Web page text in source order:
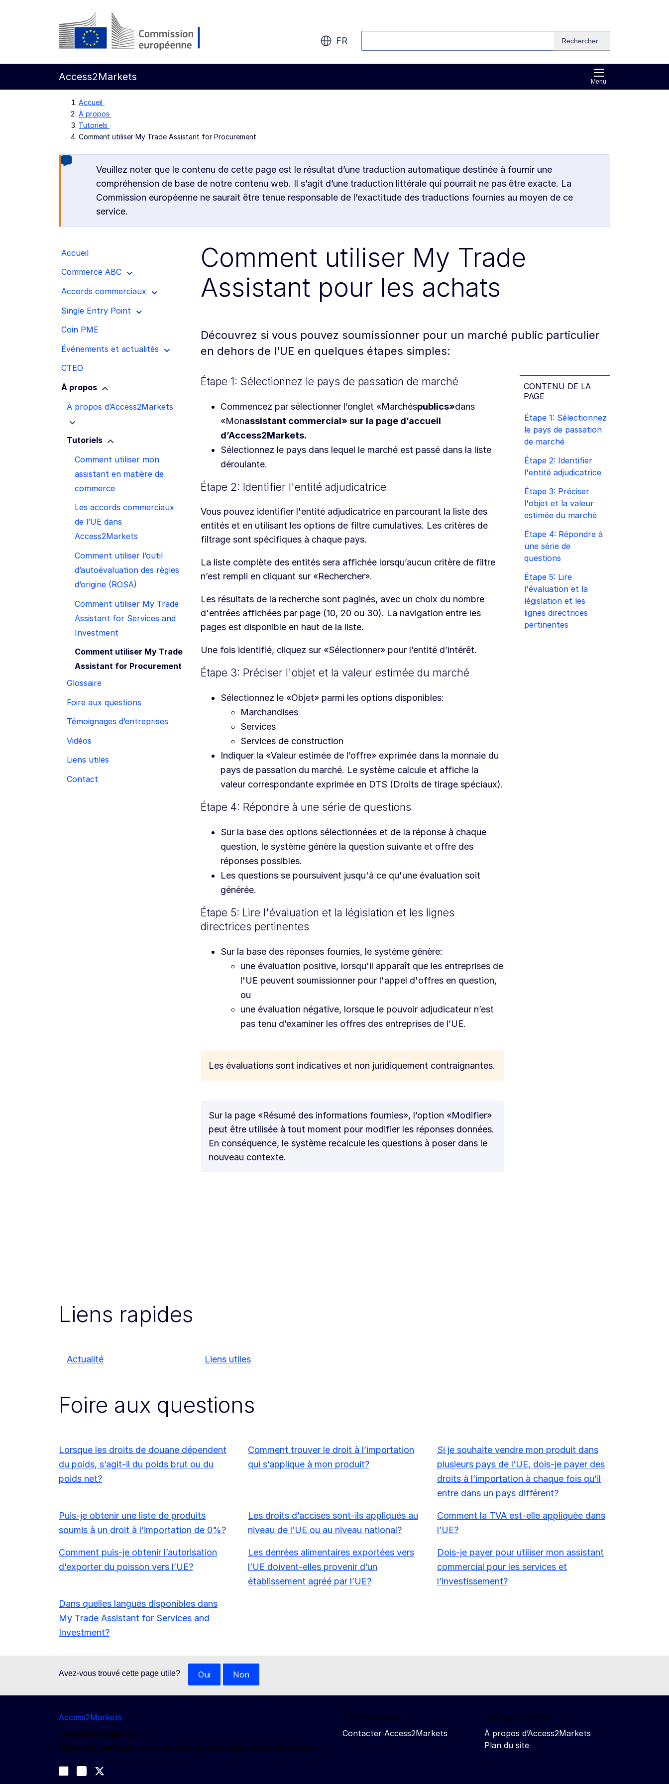
Aller directement au contenu principal
FR Rechercher
Menu
Access2Markets
Accueil
À propos
Tutoriels
Comment utiliser My Trade Assistant for Procurement
Veuillez noter que le contenu de cette page est le résultat d’une traduction automatique destinée à fournir une
compréhension de base de notre contenu web. Il s’agit d’une traduction littérale qui pourrait ne pas être exacte. La
Commission européenne ne saurait être tenue responsable de l’exactitude des traductions fournies au moyen de ce
service.
Accueil
Commerce ABC
Accords commerciaux
Single Entry Point
Coin PME
Événements et actualités
CTEO
À propos
À propos d’Access2Markets
Tutoriels
Comment utiliser mon
assistant en matière de
commerce
Les accords commerciaux
de l’UE dans
Access2Markets
Comment utiliser l’outil
d’autoévaluation des règles
d’origine (ROSA)
Comment utiliser My Trade
Assistant for Services and
Investment
Comment utiliser My Trade
Assistant for Procurement
Glossaire
Foire aux questions
Témoignages d’entreprises
Vidéos
Liens utiles
Contact
Comment utiliser My Trade
Assistant pour les achats
Découvrez si vous pouvez soumissionner pour un marché public particulier
en dehors de l'UE en quelques étapes simples:
CONTENU DE LA
PAGE
Étape 1: Sélectionnez
le pays de passation
de marché
Étape 2: Identifier
l'entité adjudicatrice
Étape 3: Préciser
l'objet et la valeur
estimée du marché
Étape 4: Répondre à
une série de
questions
Étape 5: Lire
l'évaluation et la
législation et les
lignes directrices
pertinentes
Étape 1: Sélectionnez le pays de passation de marché
Commencez par sélectionner l’onglet «Marchéspublics»dans
«Monassistant commercial» sur la page d’accueil
d’Access2Markets.
Sélectionnez le pays dans lequel le marché est passé dans la liste
déroulante.
Étape 2: Identifier l'entité adjudicatrice
Vous pouvez identifier l'entité adjudicatrice en parcourant la liste des
entités et en utilisant les options de filtre cumulatives. Les critères de
filtrage sont spécifiques à chaque pays.
La liste complète des entités sera affichée lorsqu’aucun critère de filtre
n’est rempli en cliquant sur «Rechercher».
Les résultats de la recherche sont paginés, avec un choix du nombre
d'entrées affichées par page (10, 20 ou 30). La navigation entre les
pages est disponible en haut de la liste.
Une fois identifié, cliquez sur «Sélectionner» pour l’entité d’intérêt.
Étape 3: Préciser l'objet et la valeur estimée du marché
Sélectionnez le «Objet» parmi les options disponibles:
Marchandises
Services
Services de construction
Indiquer la «Valeur estimée de l’offre» exprimée dans la monnaie du
pays de passation du marché. Le système calcule et affiche la
valeur correspondante exprimée en DTS (Droits de tirage spéciaux).
Étape 4: Répondre à une série de questions
Sur la base des options sélectionnées et de la réponse à chaque
question, le système génère la question suivante et offre des
réponses possibles.
Les questions se poursuivent jusqu'à ce qu'une évaluation soit
générée.
Étape 5: Lire l'évaluation et la législation et les lignes
directrices pertinentes
Sur la base des réponses fournies, le système génère:
une évaluation positive, lorsqu'il apparaît que les entreprises de
l'UE peuvent soumissionner pour l'appel d'offres en question,
ou
une évaluation négative, lorsque le pouvoir adjudicateur n’est
pas tenu d’examiner les offres des entreprises de l’UE.
Les évaluations sont indicatives et non juridiquement contraignantes.
Sur la page «Résumé des informations fournies», l’option «Modifier»
peut être utilisée à tout moment pour modifier les réponses données.
En conséquence, le système recalcule les questions à poser dans le
nouveau contexte.
Liens rapides
Actualité Liens utiles
Foire aux questions
Lorsque les droits de douane dépendent
du poids, s’agit-il du poids brut ou du
poids net?
Comment trouver le droit à l’importation
qui s’applique à mon produit?
Si je souhaite vendre mon produit dans
plusieurs pays de l’UE, dois-je payer des
droits à l’importation à chaque fois qu’il
entre dans un pays différent?
Puis-je obtenir une liste de produits
soumis à un droit à l’importation de 0%?
Les droits d’accises sont-ils appliqués au
niveau de l’UE ou au niveau national?
Comment la TVA est-elle appliquée dans
l’UE?
Comment puis-je obtenir l’autorisation
d’exporter du poisson vers l’UE?
Les denrées alimentaires exportées vers
l’UE doivent-elles provenir d’un
établissement agréé par l’UE?
Dois-je payer pour utiliser mon assistant
commercial pour les services et
l’investissement?
Dans quelles langues disponibles dans
My Trade Assistant for Services and
Investment?
Avez-vous trouvé cette page utile? Oui Non
Access2Markets
Ce site est géré par:
Direction générale du commerce et de la sécurité économique
Join us on LinkedIn
Trade-Off podcast
Nous contacter
Contacter Access2Markets
Qui nous sommes
À propos d’Access2Markets
Plan du site